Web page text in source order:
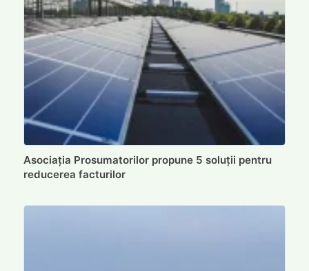
Asociația Prosumatorilor propune 5 soluții pentru
reducerea facturilor